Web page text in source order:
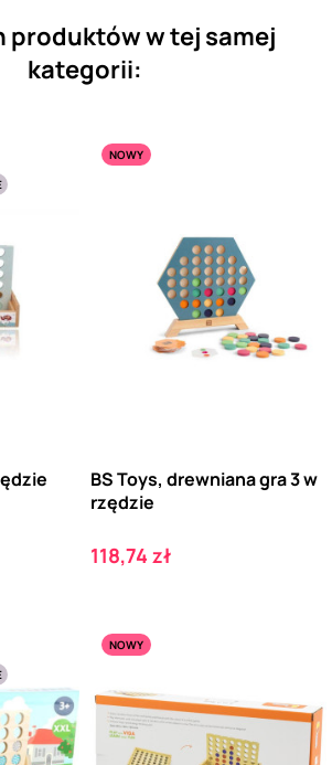
produktów w tej samej
kategorii:
NOWY
BS Toys, drewniana gra 3 w
rzędzie
Cena
118,74 zł
NOWY